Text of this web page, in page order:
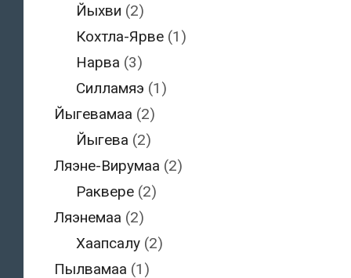
Йыхви (2)
Кохтла-Ярве (1)
Нарва (3)
Силламяэ (1)
Йыгевамаа (2)
Йыгева (2)
Ляэне-Вирумаа (2)
Раквере (2)
Ляэнемаа (2)
Хаапсалу (2)
Пылвамаа (1)